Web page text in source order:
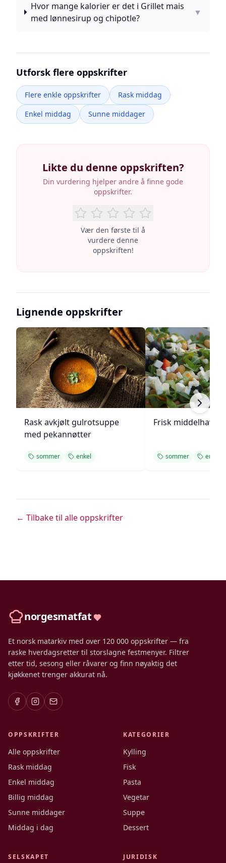
Hvor mange kalorier er det i Grillet mais
med lønnesirup og chipotle?
▼
Utforsk flere oppskrifter
Flere enkle oppskrifter
Rask middag
Enkel middag
Sunne middager
Likte du denne oppskriften?
Din vurdering hjelper andre å finne gode
oppskrifter.
Vær den første til å
vurdere denne
oppskriften!
Lignende oppskrifter
Rask avkjølt gulrotsuppe
med pekannøtter
sommer enkel
Frisk middelhavs
sommer enkel
← Tilbake til alle oppskrifter
norgesmatfat
Et norsk matarkiv med over 120 000 oppskrifter — fra
raske hverdagsretter til storslagne festmenyer. Filtrer
etter tid, sesong eller råvarer og finn nøyaktig det
kjøkkenet trenger akkurat nå.
OPPSKRIFTER
Alle oppskrifter
Rask middag
Enkel middag
Billig middag
Sunne middager
Middag i dag
KATEGORIER
Kylling
Fisk
Pasta
Vegetar
Suppe
Dessert
SELSKAPET JURIDISK